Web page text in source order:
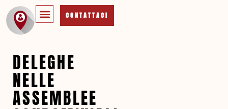
CONTATTACI
DELEGHE
NELLE
ASSEMBLEE